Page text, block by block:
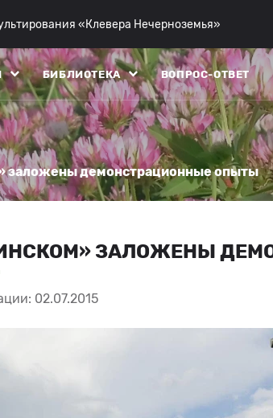
«Клевера Нечерноземья»
БИБЛИОТЕКА ВОПРОС-ОТВЕТ
заложены демонстрационные опыты
ЗАЛОЖЕНЫ
02.07.2015